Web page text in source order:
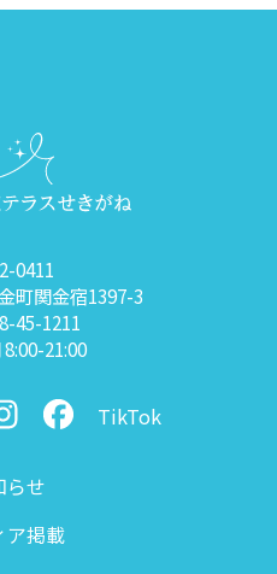
0411
町関金宿1397-3
45-1211
21:00
TikTok
らせ
ア掲載